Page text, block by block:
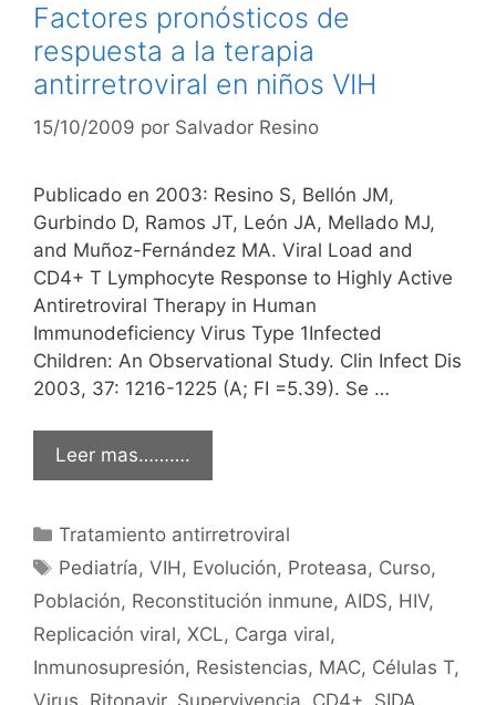
Factores pronósticos de
respuesta a la terapia
antirretroviral en niños VIH
15/10/2009 por Salvador Resino
Publicado en 2003: Resino S, Bellón JM,
Gurbindo D, Ramos JT, León JA, Mellado MJ,
and Muñoz-Fernández MA. Viral Load and
CD4+ T Lymphocyte Response to Highly Active
Antiretroviral Therapy in Human
Immunodeficiency Virus Type 1Infected
Children: An Observational Study. Clin Infect Dis
2003, 37: 1216-1225 (A; FI =5.39). Se …
Leer mas……….
Categorías
Tratamiento antirretroviral
Etiquetas
Pediatría,VIH, Evolución, Proteasa, Curso,
Población, Reconstitución inmune, AIDS, HIV,
Replicación viral, XCL, Carga viral,
Inmunosupresión, Resistencias, MAC, Células T,
Virus, Ritonavir, Supervivencia, CD4+, SIDA,